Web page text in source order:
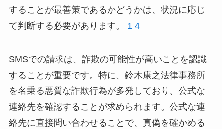
することが最善策であるかどうかは、状況に応じ
て判断する必要があります。 1 4
SMSでの請求は、詐欺の可能性が高いことを認識
することが重要です。特に、鈴木康之法律事務所
を名乗る悪質な詐欺行為が多発しており、公式な
連絡先を確認することが求められます。公式な連
絡先に直接問い合わせることで、真偽を確かめる